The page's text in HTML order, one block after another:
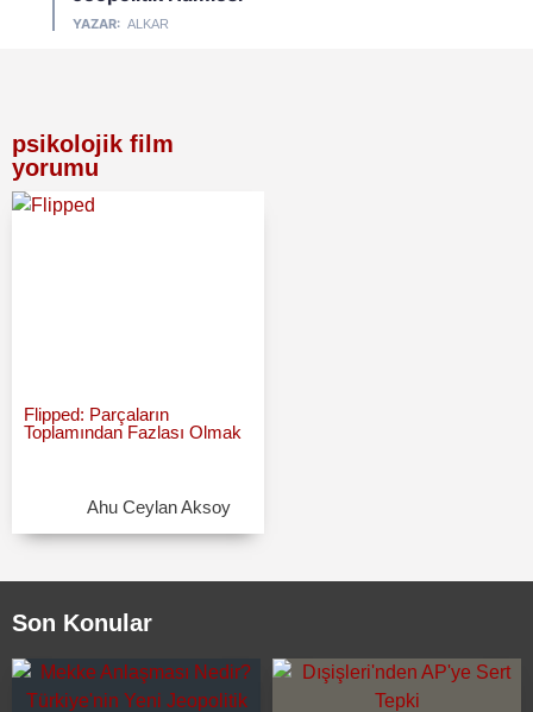
YAZAR: ALKAR
psikolojik film
yorumu
Flipped: Parçaların
Toplamından Fazlası Olmak
Ahu Ceylan Aksoy
Son Konular